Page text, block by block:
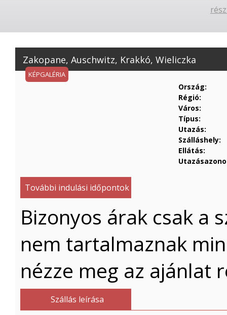
Zakopane, Auschwitz, Krakkó, Wieliczka
KÉPGALÉRIA
Ország:
Régió:
Város:
Típus:
Utazás:
Szálláshely:
Ellátás:
További indulási időpontok
Bizonyos árak csak a
nem tartalmaznak
nézze meg az ajánlat
Szállás leírása